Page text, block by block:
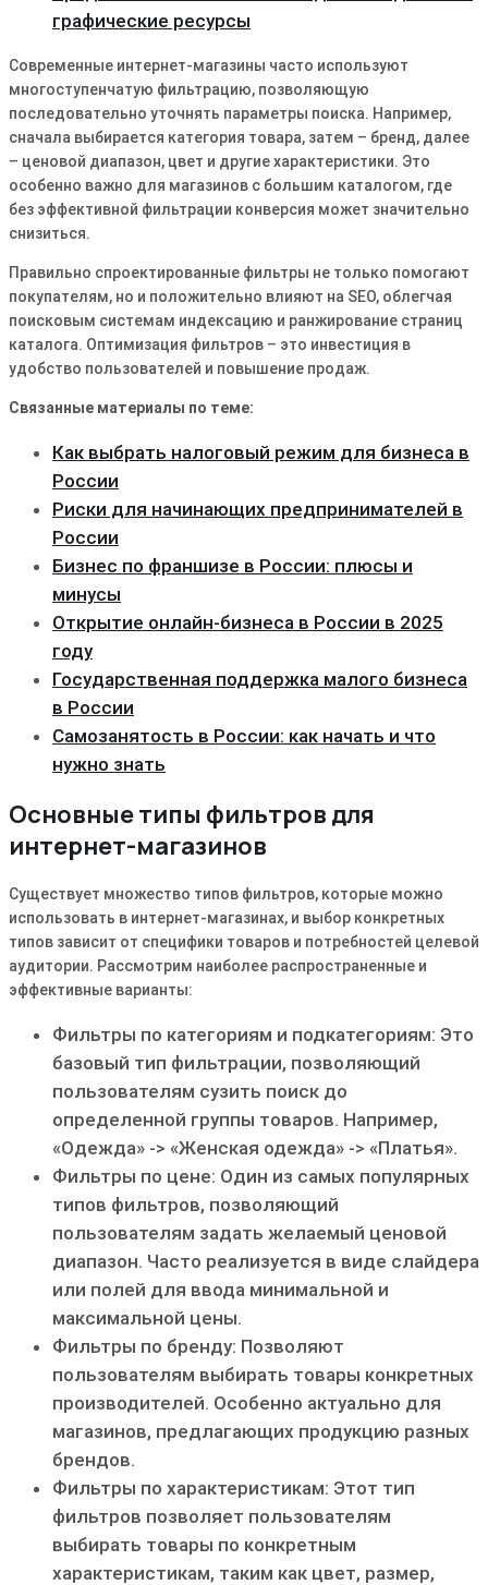
графические ресурсы
Современные интернет-магазины часто используют
многоступенчатую фильтрацию, позволяющую
последовательно уточнять параметры поиска. Например,
сначала выбирается категория товара, затем – бренд, далее
– ценовой диапазон, цвет и другие характеристики. Это
особенно важно для магазинов с большим каталогом, где
без эффективной фильтрации конверсия может значительно
снизиться.
Правильно спроектированные фильтры не только помогают
покупателям, но и положительно влияют на SEO, облегчая
поисковым системам индексацию и ранжирование страниц
каталога. Оптимизация фильтров – это инвестиция в
удобство пользователей и повышение продаж.
Связанные материалы по теме:
Как выбрать налоговый режим для бизнеса в
России
Риски для начинающих предпринимателей в
России
Бизнес по франшизе в России: плюсы и
минусы
Открытие онлайн-бизнеса в России в 2025
году
Государственная поддержка малого бизнеса
в России
Самозанятость в России: как начать и что
нужно знать
Основные типы фильтров для
интернет-магазинов
Существует множество типов фильтров, которые можно
использовать в интернет-магазинах, и выбор конкретных
типов зависит от специфики товаров и потребностей целевой
аудитории. Рассмотрим наиболее распространенные и
эффективные варианты:
Фильтры по категориям и подкатегориям: Это
базовый тип фильтрации, позволяющий
пользователям сузить поиск до
определенной группы товаров. Например,
«Одежда» -> «Женская одежда» -> «Платья».
Фильтры по цене: Один из самых популярных
типов фильтров, позволяющий
пользователям задать желаемый ценовой
диапазон. Часто реализуется в виде слайдера
или полей для ввода минимальной и
максимальной цены.
Фильтры по бренду: Позволяют
пользователям выбирать товары конкретных
производителей. Особенно актуально для
магазинов, предлагающих продукцию разных
брендов.
Фильтры по характеристикам: Этот тип
фильтров позволяет пользователям
выбирать товары по конкретным
характеристикам, таким как цвет, размер,